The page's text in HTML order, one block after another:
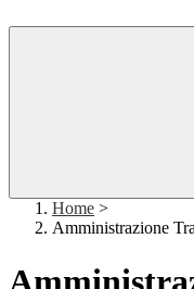
Home >
Amministrazione